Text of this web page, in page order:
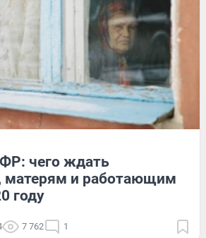
чего ждать
матерям и работающим
году
7 762 1